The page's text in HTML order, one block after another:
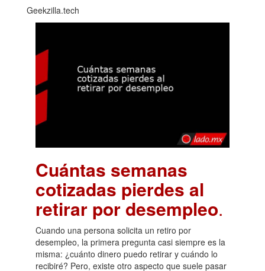
Geekzilla.tech
Cuántas semanas
cotizadas pierdes al
retirar por desempleo.
Cuando una persona solicita un retiro por
desempleo, la primera pregunta casi siempre es la
misma: ¿cuánto dinero puedo retirar y cuándo lo
recibiré? Pero, existe otro aspecto que suele pasar